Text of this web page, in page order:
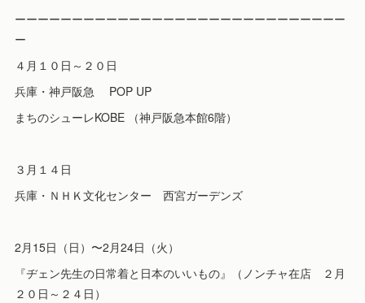
ーーーーーーーーーーーーーーーーーーーーーーーーーーーーー
ー
４月１０日～２０日
兵庫・神戸阪急 POP UP
まちのシューレKOBE （神戸阪急本館6階）
３月１４日
兵庫・ＮＨＫ文化センター 西宮ガーデンズ
2月15日（日）〜2月24日（火）
『ヂェン先生の日常着と日本のいいもの』（ノンチャ在店 ２月
２０日～２４日）